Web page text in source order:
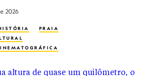
2026
PRAIA